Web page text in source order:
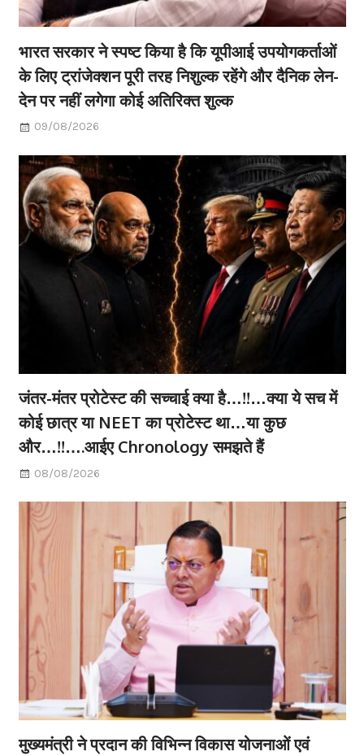
भारत सरकार ने स्पष्ट किया है कि यूपीआई उपयोगकर्ताओं
के लिए ट्रांजेक्शन पूरी तरह निशुल्क रहेंगे और दैनिक लेन-
देन पर नहीं लगेगा कोई अतिरिक्त शुल्क
09/08/2026
जंतर-मंतर प्रोटेस्ट की सच्चाई क्या है…!!…क्या ये सच में
कोई छात्र या NEET का प्रोटेस्ट था…या कुछ
और…!!….आईए Chronology समझते हैं
08/08/2026
मुख्यमंत्री ने प्रदान की विभिन्न विकास योजनाओं एवं